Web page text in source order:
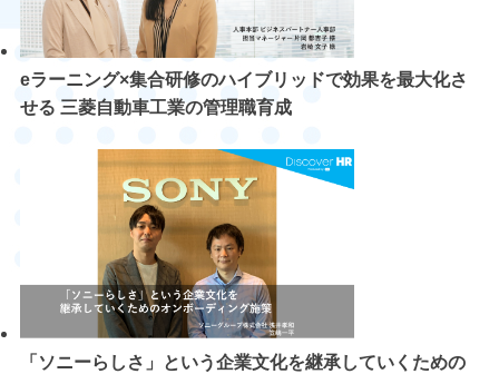
eラーニング×集合研修のハイブリッドで効果を最大化さ
せる 三菱自動車工業の管理職育成
「ソニーらしさ」という企業文化を継承していくための